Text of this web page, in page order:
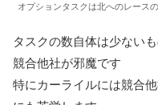
オプションタスクは北へのレース
タスクの数自体は少ない
競合他社が邪魔です
特にカーライルには競合